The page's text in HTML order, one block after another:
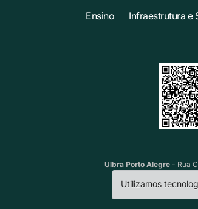
Ensino Infraestrutura e
Ulbra Porto Alegre- Rua
Utilizamos